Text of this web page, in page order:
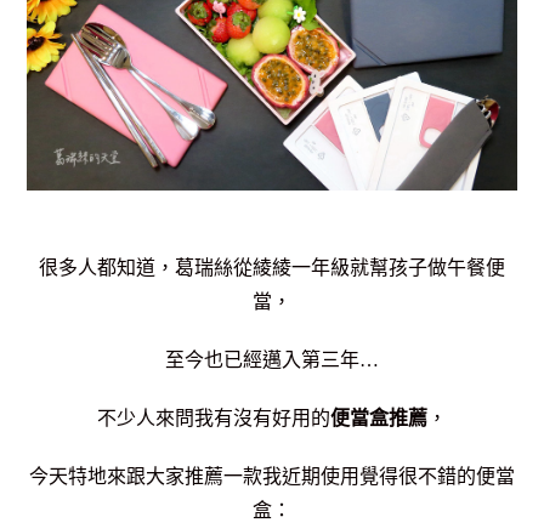
很多人都知道，葛瑞絲從綾綾一年級就幫孩子做午餐便
當，
至今也已經邁入第三年…
不少人來問我有沒有好用的便當盒推薦 ，
今天特地來跟大家推薦一款我近期使用覺得很不錯的便當
盒：